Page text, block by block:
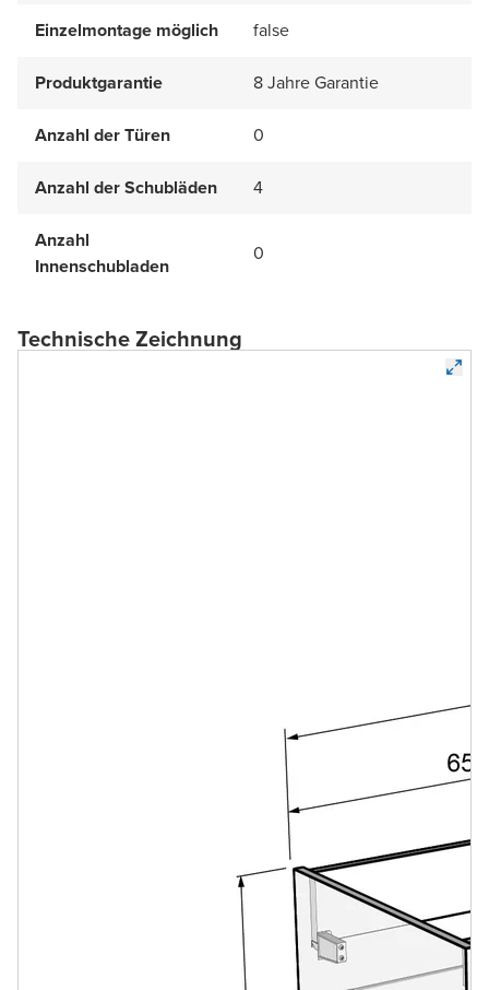
Einzelmontage möglich false
Produktgarantie 8 Jahre Garantie
Anzahl der Türen 0
Anzahl der Schubläden 4
Anzahl
Innenschubladen
0
Technische Zeichnung